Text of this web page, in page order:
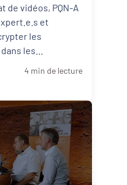
de vidéos, PQN-A
et
les
les
reçu Jessica
4 min de lecture